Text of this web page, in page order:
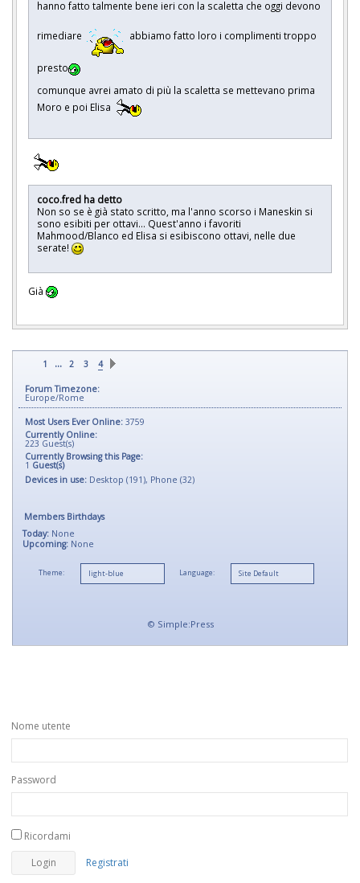
hanno fatto talmente bene ieri con la scaletta che oggi devono
rimediare abbiamo fatto loro i complimenti troppo
presto
comunque avrei amato di più la scaletta se mettevano prima
Moro e poi Elisa
coco.fred ha detto
Non so se è già stato scritto, ma l'anno scorso i Maneskin si
sono esibiti per ottavi... Quest'anno i favoriti
Mahmood/Blanco ed Elisa si esibiscono ottavi, nelle due
serate!
Già
1 ... 2 3 4
Forum Timezone:
Europe/Rome
Most Users Ever Online: 3759
Currently Online:
223 Guest(s)
Currently Browsing this Page:
1 Guest(s)
Devices in use: Desktop (191), Phone (32)
Members Birthdays
Today: None
Upcoming: None
Theme: Language:
© Simple:Press
Nome utente
Password
Ricordami
Registrati